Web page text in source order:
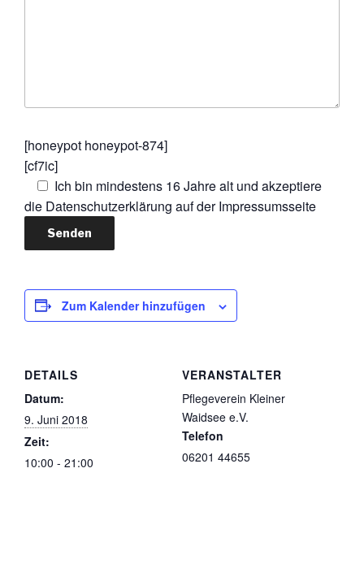
[honeypot honeypot-874]
[cf7ic]
Ich bin mindestens 16 Jahre alt und akzeptiere
die Datenschutzerklärung auf der Impressumsseite
Zum Kalender hinzufügen
DETAILS
Datum:
9. Juni 2018
Zeit:
10:00 - 21:00
VERANSTALTER
Pflegeverein Kleiner
Waidsee e.V.
Telefon
06201 44655